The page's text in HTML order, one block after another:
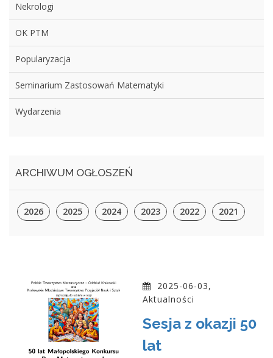
Nekrologi
OK PTM
Popularyzacja
Seminarium Zastosowań Matematyki
Wydarzenia
ARCHIWUM OGŁOSZEŃ
2026 2025 2024 2023 2022 2021
2025-06-03,
Aktualności
Sesja z okazji 50
lat